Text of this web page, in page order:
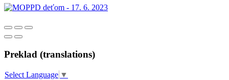
Preklad (translations)
Select Language ▼